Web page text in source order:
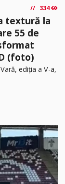
334
textură la
55 de
(foto)
ediția a V-a,